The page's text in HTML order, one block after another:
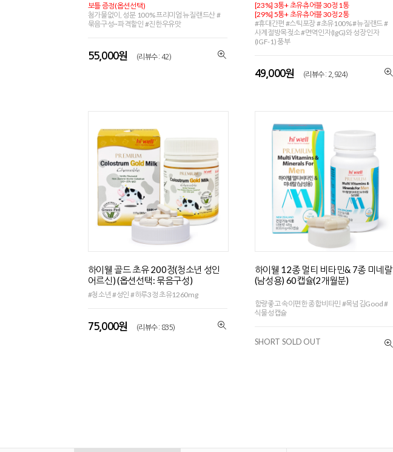
보틀 증정(옵션선택)
첨가물없이, 성분 100% 프리미엄 뉴질랜드산 #
묶음구성~파격할인 #진한우유맛
55,000원 (리뷰수 : 42)
[23%] 3통+ 초유츄어블 30정 1통
[29%] 5통+ 초유츄어블 30정 2통
#휴대간편 #스틱포장 #초유100% #뉴질랜드 #
사계절방목젖소 #면역인자(IgG)와 성장인자
(IGF-1) 풍부
49,000원 (리뷰수 : 2,924)
하이웰 골드 초유 200정(청소년 성인
어르신) (옵션선택: 묶음구성)
#청소년 #성인 #하루3정 초유1260mg
75,000원 (리뷰수 : 835)
하이웰 12종 멀티 비타민& 7종 미네랄
(남성용) 60캡슐(2개월분)
함량좋고 속이편한 종합비타민 #목넘김Good #
식물성캡슐
SHORT SOLD OUT